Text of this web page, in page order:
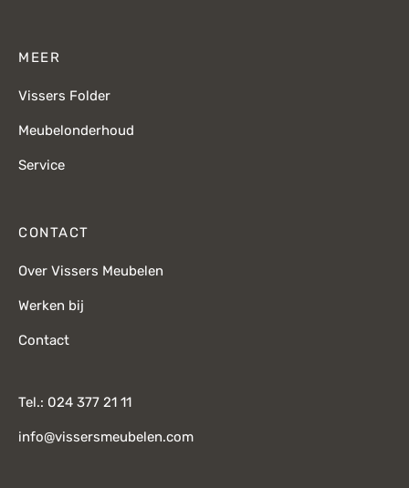
MEER
Vissers Folder
Meubelonderhoud
Service
CONTACT
Over Vissers Meubelen
Werken bij
Contact
Tel.: 024 377 21 11
info@vissersmeubelen.com